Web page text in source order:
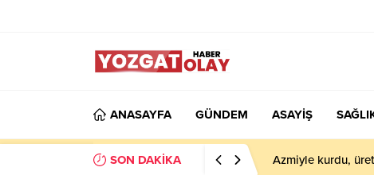
ANASAYFA GÜNDEM ASAYİŞ
SON DAKİKA Azmiyle kurdu,